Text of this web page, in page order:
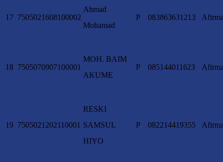
17 7505021608100002
Ahmad
Mohamad
P 083863631213
18 7505070907100001
MOH. BAIM
AKUME
P 085144011623
19 7505021202110001
RESKI
SAMSUL
HIYO
P 082214419355